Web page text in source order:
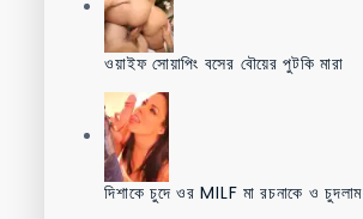
ওয়াইফ সোয়াপিং বসের বৌয়ের পুটকি মারা
দিশাকে চুদে ওর MILF মা রচনাকে ও চুদলাম